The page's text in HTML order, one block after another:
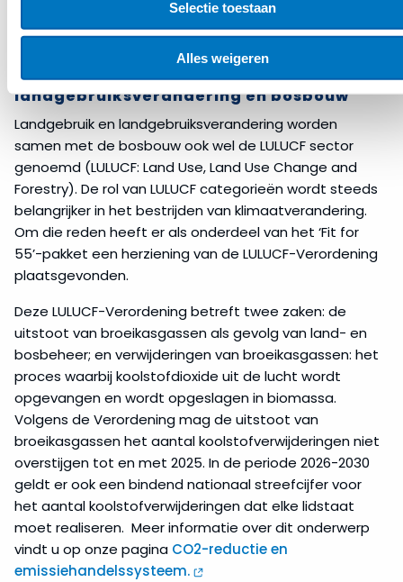
Selectie toestaan
Alles weigeren
bijvoorbeeld ecotoerisme.
Fit for 55: Landgebruik,
landgebruiksverandering en bosbouw
Landgebruik en landgebruiksverandering worden
samen met de bosbouw ook wel de LULUCF sector
genoemd (LULUCF: Land Use, Land Use Change and
Forestry). De rol van LULUCF categorieën wordt steeds
belangrijker in het bestrijden van klimaatverandering.
Om die reden heeft er als onderdeel van het ‘Fit for
55’-pakket een herziening van de LULUCF-Verordening
plaatsgevonden.
Deze LULUCF-Verordening betreft twee zaken: de
uitstoot van broeikasgassen als gevolg van land- en
bosbeheer; en verwijderingen van broeikasgassen: het
proces waarbij koolstofdioxide uit de lucht wordt
opgevangen en wordt opgeslagen in biomassa.
Volgens de Verordening mag de uitstoot van
broeikasgassen het aantal koolstofverwijderingen niet
overstijgen tot en met 2025. In de periode 2026-2030
geldt er ook een bindend nationaal streefcijfer voor
het aantal koolstofverwijderingen dat elke lidstaat
moet realiseren. Meer informatie over dit onderwerp
vindt u op onze pagina CO2-reductie en
emissiehandelssysteem.